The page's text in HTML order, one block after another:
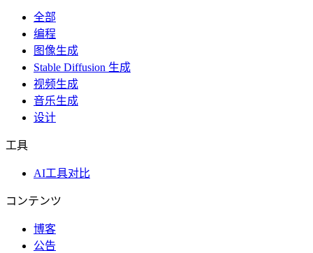
全部
编程
图像生成
Stable Diffusion 生成
视频生成
音乐生成
设计
工具
AI工具对比
コンテンツ
博客
公告